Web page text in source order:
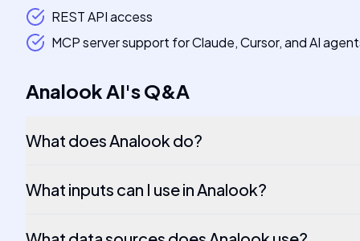
REST API access
MCP server support for Claude, Cursor, and AI
Analook AI'sQ&A
What does Analook do?
What inputs can I use in Analook?